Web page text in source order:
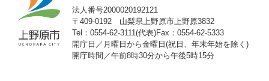
法人番号2000020192121
〒409-0192 山梨県上野原市上野原3832
Tel：0554-62-3111(代表)Fax：0554-62-5333
開庁日／月曜日から金曜日(祝日、年末年始を除く)
開庁時間／午前8時30分から午後5時15分